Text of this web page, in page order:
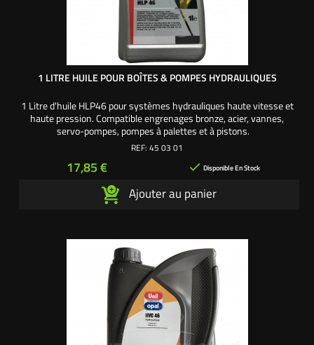
1 LITRE HUILE POUR BOÎTES & POMPES HYDRAULIQUES
1 Litre d'huile HLP46 pour systèmes hydrauliques haute vitesse et
haute pression. Compatible engrenages bronze, acier, vannes,
servo-pompes, pompes à palettes et à pistons.
REF: 45 03 01
Prix
17,85 €  Disponible En Stock
Ajouter au panier